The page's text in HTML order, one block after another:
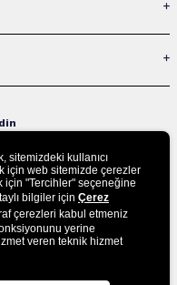
sitemizdeki kullanıcı
için web sitemizde çerezler
için "Tercihler" seçeneğine
bilgiler için Çerez
çerezleri kabul etmeniz
yerine
veren teknik hizmet